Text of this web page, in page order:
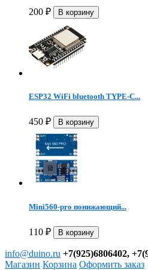
200 ₽
ESP32 WiFi bluetooth TYPE-C...
450 ₽
Mini560-pro понижающий...
110 ₽
info@duino.ru +7(925)6806402,
Магазин Корзина Оформить заказ